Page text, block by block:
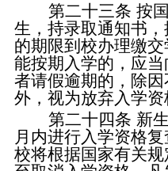
第二十三条 按
生，持录取通知书
的期限到校办理缴
能按期入学的，应
者请假逾期的，除
外，视为放弃入学资
第二十四条 新
月内进行入学资格
校将根据国家有关